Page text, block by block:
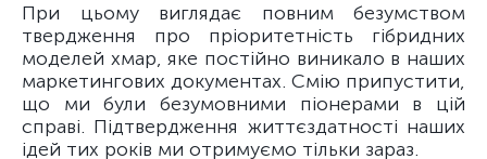
При цьому виглядає повним безумством
твердження про пріоритетність гібридних
моделей хмар, яке постійно виникало в наших
маркетингових документах. Смію припустити,
що ми були безумовними піонерами в цій
справі. Підтвердження життєздатності наших
ідей тих років ми отримуємо тільки зараз.